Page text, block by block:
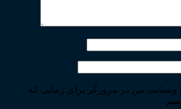
و وبسایت من در مرورگر برای زمانی که